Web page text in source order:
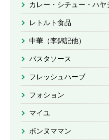
カレー・シチュー・ハヤ
レトルト食品
中華（李錦記他）
パスタソース
フレッシュハーブ
フォション
マイユ
ボンヌママン